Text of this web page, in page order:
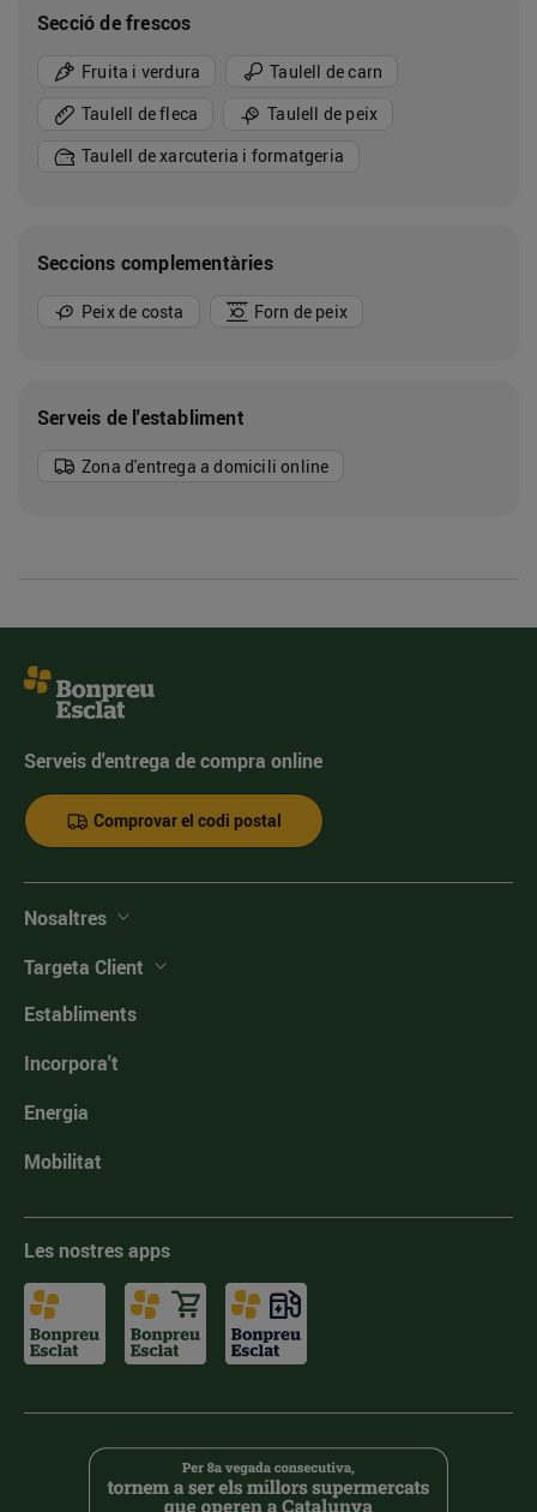
Secció de frescos
Fruita i verdura
Taulell de carn
Taulell de fleca
Taulell de peix
Taulell de xarcuteria i formatgeria
Seccions complementàries
Peix de costa Forn de peix
Serveis de l'establiment
Zona d'entrega a domicili online
Serveis d'entrega de compra online
Comprovar el codi postal
Nosaltres
Targeta Client
Establiments
Incorpora't
Energia
Mobilitat
Les nostres apps